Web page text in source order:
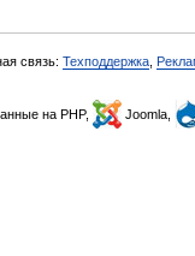
связь: Техподдержка
на PHP, Joomla,